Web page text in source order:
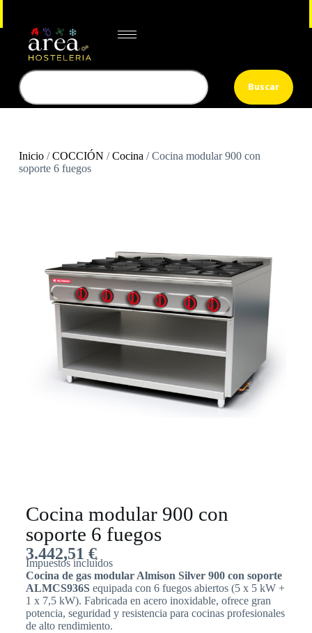
Buscar
Inicio/COCCIÓN /Cocina / Cocina modular 900 con
soporte 6 fuegos
Cocina modular 900 con
soporte 6 fuegos
3.442,51 €
Impuestos incluídos
Cocina de gas modular Almison Silver 900 con soporte
ALMCS936Sequipada con 6 fuegos abiertos (5 x 5 kW +
1 x 7,5 kW). Fabricada en acero inoxidable, ofrece gran
potencia, seguridad y resistencia para cocinas profesionales
de alto rendimiento.